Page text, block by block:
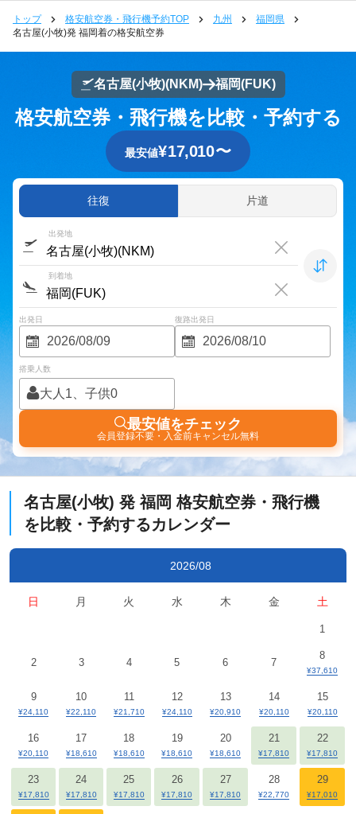
トップ 格安航空券・飛行機予約TOP 九州
福岡県
名古屋(小牧)発 福岡着の格安航空券
名古屋(小牧)(NKM) 福岡(FUK)
格安航空券・飛行機を比較・予約する
最安値¥17,010〜
往復 片道
出発地
到着地
出発日 復路出発日
搭乗人数
大人1、子供0
最安値をチェック
会員登録不要・入金前キャンセル無料
名古屋(小牧) 発福岡格安航空券・飛行機
を比較・予約するカレンダー
2026/08
日 月 火 水 木 金 土
1
2 3 4 5 6 7
8
¥37,610
9
¥24,110
10
¥22,110
11
¥21,710
12
¥24,110
13
¥20,910
14
¥20,110
15
¥20,110
16
¥20,110
17
¥18,610
18
¥18,610
19
¥18,610
20
¥18,610
21
¥17,810
22
¥17,810
23
¥17,810
24
¥17,810
25
¥17,810
26
¥17,810
27
¥17,810
28
¥22,770
29
¥17,010